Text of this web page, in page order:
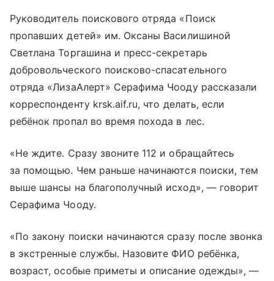
Руководитель поискового отряда «Поиск
пропавших детей» им. Оксаны Василишиной
Светлана Торгашина и пресс-секретарь
добровольческого поисково-спасательного
отряда «ЛизаАлерт» Серафима Чооду рассказали
корреспонденту krsk.aif.ru, что делать, если
ребёнок пропал во время похода в лес.
«Не ждите. Сразу звоните 112 и обращайтесь
за помощью. Чем раньше начинаются поиски, тем
выше шансы на благополучный исход», — говорит
Серафима Чооду.
«По закону поиски начинаются сразу после звонка
в экстренные службы. Назовите ФИО ребёнка,
возраст, особые приметы и описание одежды», —